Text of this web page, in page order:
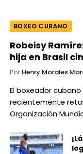
BOXEO CUBANO
Robeisy
hija en Brasil
Por Henry Morales
El boxeador
recientemente
Organización